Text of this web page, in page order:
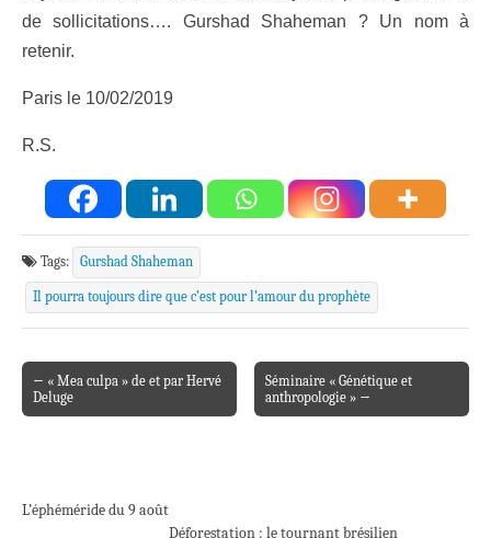
de sollicitations…. Gurshad Shaheman ? Un nom à
retenir.
Paris le 10/02/2019
R.S.
Tags: Gurshad Shaheman
Il pourra toujours dire que c’est pour l’amour du prophète
Post navigation
← « Mea culpa » de et par Hervé
Deluge
Séminaire « Génétique et
anthropologie » →
L’éphéméride du 9 août
Déforestation : le tournant brésilien